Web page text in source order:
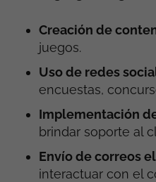
Creación de
juegos.
Uso de redes
encuestas,
Implementación
brindar soporte al
Envío de correos
interactuar con el